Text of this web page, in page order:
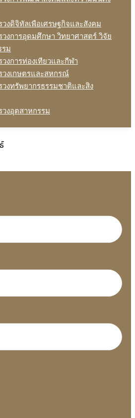
วงดิจิทัลเพือเศรษฐกิจและสังคม
วงการอุดมศึกษา วิทยาศาสตร์ วิจัย
รม
วงการท่องเทียวและกีฬา
วงเกษตรและสหกรณ์
วงทรัพยากรธรรมชาติและสิง
วงอุตสาหกรรม